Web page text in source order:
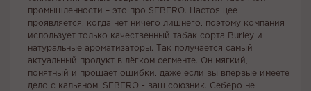
промышленности – это про SEBERO. Настоящее
проявляется, когда нет ничего лишнего, поэтому компания
использует только качественный табак сорта Burley и
натуральные ароматизаторы. Так получается самый
актуальный продукт в лёгком сегменте. Он мягкий,
понятный и прощает ошибки, даже если вы впервые имеете
дело с кальяном. SEBERO - ваш союзник. Себеро не